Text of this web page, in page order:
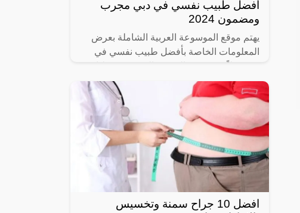
أفضل طبيب نفسي في دبي مجرب
ومضمون 2024
يهتم موقع الموسوعة العربية الشاملة بعرض
المعلومات الخاصة بأفضل طبيب نفسي في
بحث قد تكون غير دقيقة، أو مملة، وتعتمد
افضل 10 جراح سمنة وتخسيس